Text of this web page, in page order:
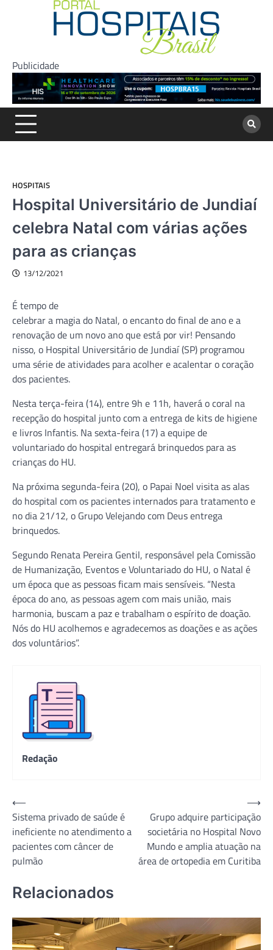
Publicidade
HOSPITAIS
Hospital Universitário de Jundiaí
celebra Natal com várias ações
para as crianças
13/12/2021
É tempo de
celebrar a magia do Natal, o encanto do final de ano e a
renovação de um novo ano que está por vir! Pensando
nisso, o Hospital Universitário de Jundiaí (SP) programou
uma série de atividades para acolher e acalentar o coração
dos pacientes.
Nesta terça-feira (14), entre 9h e 11h, haverá o coral na
recepção do hospital junto com a entrega de kits de higiene
e livros Infantis. Na sexta-feira (17) a equipe de
voluntariado do hospital entregará brinquedos para as
crianças do HU.
Na próxima segunda-feira (20), o Papai Noel visita as alas
do hospital com os pacientes internados para tratamento e
no dia 21/12, o Grupo Velejando com Deus entrega
brinquedos.
Segundo Renata Pereira Gentil, responsável pela Comissão
de Humanização, Eventos e Voluntariado do HU, o Natal é
um época que as pessoas ficam mais sensíveis. “Nesta
época do ano, as pessoas agem com mais união, mais
harmonia, buscam a paz e trabalham o espírito de doação.
Nós do HU acolhemos e agradecemos as doações e as ações
dos voluntários”.
Redação
Navegação
de
Post
⟵
Sistema privado de saúde é
ineficiente no atendimento a
pacientes com câncer de
pulmão
Grupo adquire participação
societária no Hospital Novo
Mundo e amplia atuação na
área de ortopedia em Curitiba
⟶
Relacionados